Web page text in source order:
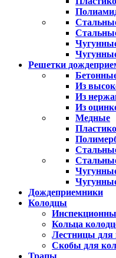
Решетки
Из
Из
Из
Медные
Дождеприемники
Колодцы
Кольца
Лестницы для
Скобы для
Трапы